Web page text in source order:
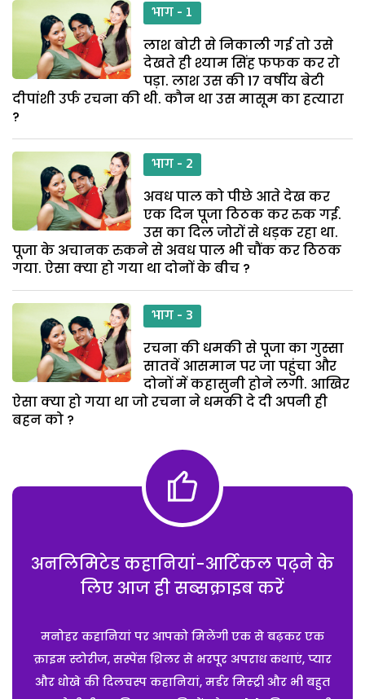
भाग - 1
लाश बोरी से निकाली गई तो उसे
देखते ही श्याम सिंह फफक कर रो
पड़ा. लाश उस की 17 वर्षीय बेटी
दीपांशी उर्फ रचना की थी. कौन था उस मासूम का हत्यारा
?
भाग - 2
अवध पाल को पीछे आते देख कर
एक दिन पूजा ठिठक कर रुक गई.
उस का दिल जोरों से धड़क रहा था.
पूजा के अचानक रुकने से अवध पाल भी चौंक कर ठिठक
गया. ऐसा क्या हो गया था दोनों के बीच ?
भाग - 3
रचना की धमकी से पूजा का गुस्सा
सातवें आसमान पर जा पहुंचा और
दोनों में कहासुनी होने लगी. आखिर
ऐसा क्या हो गया था जो रचना ने धमकी दे दी अपनी ही
बहन को ?
अनलिमिटेड कहानियां-आर्टिकल पढ़ने के
लिए आज ही सब्सक्राइब करें
मनोहर कहानियां पर आपको मिलेंगी एक से बढ़कर एक
क्राइम स्टोरीज, सस्पेंस थ्रिलर से भरपूर अपराध कथाएं, प्यार
और धोखे की दिलचस्प कहानियां, मर्डर मिस्ट्री और भी बहुत